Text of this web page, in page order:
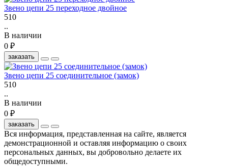
Звено цепи 25 переходное двойное
510
..
В наличии
0 ₽
заказать
Звено цепи 25 соединительное (замок)
510
..
В наличии
0 ₽
заказать
Вся информация, представленная на сайте, является
демонстрационной и оставляя информацию о своих
персональных данных, вы добровольно делаете их
общедоступными.